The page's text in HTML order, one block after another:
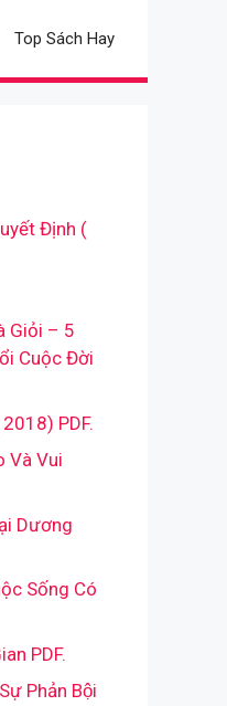
Top Sách Hay
Định (
Giỏi – 5
Cuộc Đời
PDF.
Và Vui
Dương
Sống Có
PDF.
Phản Bội